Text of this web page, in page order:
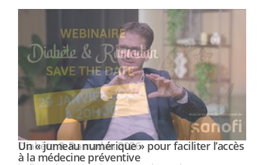
Youtube
Un « jumeau numérique » pour faciliter l’accès
à la médecine préventiveYoutube